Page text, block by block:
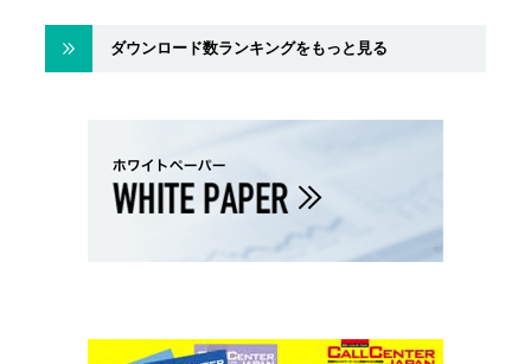
ダウンロード数ランキングをもっと見る